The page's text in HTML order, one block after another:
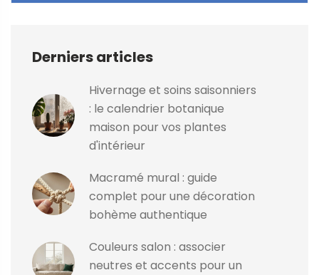
Derniers articles
Hivernage et soins saisonniers
: le calendrier botanique
maison pour vos plantes
d'intérieur
Macramé mural : guide
complet pour une décoration
bohème authentique
Couleurs salon : associer
neutres et accents pour un